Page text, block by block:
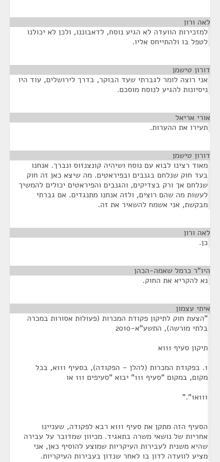
לאה ורון
למזכירות הוועדה לא הגיע נוסח, לדאבוננו, ולכן לא יכולנו
לטפל בו ולהתייחס אליו.
דורון טישמן
אני רוצה לומר לגברתי שעד הבוקר, בדרך לירושלים, עוד היו
ניסיונות להגיע לנוסח מוסכם.
אורי אריאל
תעירו את ההערות.
דורון טישמן
מאוד רצינו לבוא עם נוסח ושיהיה קונצנזוס ונברך. אנחנו
בעד חוק שנלחם בגנבים ובפיראטים. מה שיצא כאן זה חוק
שנלחם אך ורק בצדיקים, והגנבים והפיראטים יכולים להמשיך
לעשות מה שהם רוצים, ולזה אנחנו מתנגדים. אם גברתי
מבקשת, אני אשמח להשאיר את זה.
לאה ורון
כן.
היו"ר כרמל שאמה-הכהן
נא להקריא את החוק.
איתי עצמון
"הצעת חוק לתיקון פקודת המכרות (פעולות אסורות במכרה
בלתי מורשה), התשע"א-2010
תיקון סעיף 111א
1. בפקודת המכרות (להלן – הפקודה), בסעיף 111א, בכל
מקום, במקום "סעיף 111" יבוא "סעיפים 111 או
111א1"."
הסעיף הזה מתקן את סעיף 111א רבא לפקודה, שעניינו
אחריות של נושאי משרה בתאגיד. מכיוון שמדובר על עבירה
שהיא משנית לעבירות העיקריות שמוצע להוסיף כאן, אני
מציע לוועדה לדון בו לאחר שנדון בעבירות העיקריות.